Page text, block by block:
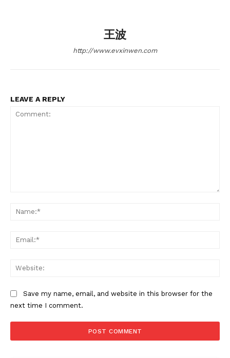
Company
About
Contact us
Subscription Plans
王波
http://www.evxinwen.com
LEAVE A REPLY
Save my name, email, and website in this browser for the
next time I comment.